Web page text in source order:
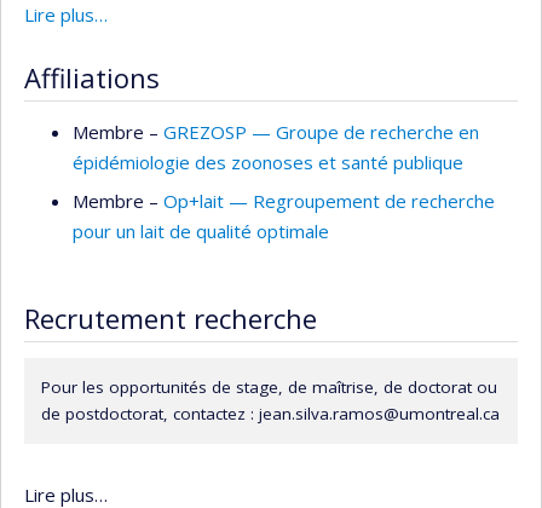
de Bahia (UFBA) et titulaire d’une maîtrise de l’Université
de Montréal, où il a développé des modèles économiques
appliqués à la santé des veaux laitiers.
Lire plus…
Affiliations
Membre – GREZOSP — Groupe de recherche en
épidémiologie des zoonoses et santé publique
Membre – Op+lait — Regroupement de recherche
pour un lait de qualité optimale
Recrutement recherche
Pour les opportunités de stage, de maîtrise, de doctorat ou
de postdoctorat, contactez : jean.silva.ramos@umontreal.ca
Lire plus…